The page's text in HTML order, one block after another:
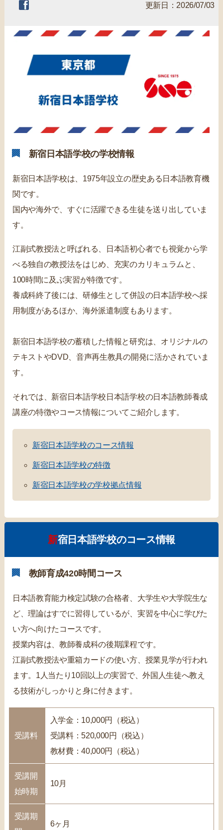
更新日：2026/07/03
新宿日本語学校の学校情報
新宿日本語学校は、1975年設立の歴史ある日本語教育機
関です。
国内や海外で、すぐに活躍できる生徒を送り出していま
す。
江副式教授法と呼ばれる、日本語初心者でも視覚から学
べる独自の教授法をはじめ、充実のカリキュラムと、
100時間に及ぶ実習が特徴です。
養成科終了後には、研修生として併設の日本語学校へ採
用制度があるほか、海外派遣制度もあります。
新宿日本語学校の蓄積した情報と研究は、オリジナルの
テキストやDVD、音声再生教具の開発に活かされていま
す。
それでは、新宿日本語学校日本語学校の日本語教師養成
講座の特徴やコース情報についてご紹介します。
新宿日本語学校のコース情報
新宿日本語学校の特徴
新宿日本語学校の学校拠点情報
新宿日本語学校のコース情報
教師育成420時間コース
日本語教育能力検定試験の合格者、大学生や大学院生な
ど、理論はすでに習得しているが、実習を中心に学びた
い方へ向けたコースです。
授業内容は、教師養成科の後期課程です。
江副式教授法や重箱カードの使い方、授業見学が行われ
ます。1人当たり10回以上の実習で、外国人生徒へ教え
る技術がしっかりと身に付きます。
受講料
入学金：10,000円（税込）
受講料：520,000円（税込）
教材費：40,000円（税込）
受講開
始時期
10月
受講期
6ヶ月